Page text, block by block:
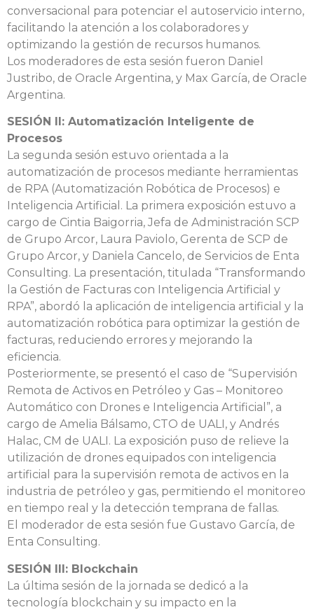
conversacional para potenciar el autoservicio interno,
facilitando la atención a los colaboradores y
optimizando la gestión de recursos humanos.
Los moderadores de esta sesión fueron Daniel
Justribo, de Oracle Argentina, y Max García, de Oracle
Argentina.
SESIÓN II: Automatización Inteligente de
Procesos
La segunda sesión estuvo orientada a la
automatización de procesos mediante herramientas
de RPA (Automatización Robótica de Procesos) e
Inteligencia Artificial. La primera exposición estuvo a
cargo de Cintia Baigorria, Jefa de Administración SCP
de Grupo Arcor, Laura Paviolo, Gerenta de SCP de
Grupo Arcor, y Daniela Cancelo, de Servicios de Enta
Consulting. La presentación, titulada “Transformando
la Gestión de Facturas con Inteligencia Artificial y
RPA”, abordó la aplicación de inteligencia artificial y la
automatización robótica para optimizar la gestión de
facturas, reduciendo errores y mejorando la
eficiencia.
Posteriormente, se presentó el caso de “Supervisión
Remota de Activos en Petróleo y Gas – Monitoreo
Automático con Drones e Inteligencia Artificial”, a
cargo de Amelia Bálsamo, CTO de UALI, y Andrés
Halac, CM de UALI. La exposición puso de relieve la
utilización de drones equipados con inteligencia
artificial para la supervisión remota de activos en la
industria de petróleo y gas, permitiendo el monitoreo
en tiempo real y la detección temprana de fallas.
El moderador de esta sesión fue Gustavo García, de
Enta Consulting.
SESIÓN III: Blockchain
La última sesión de la jornada se dedicó a la
tecnología blockchain y su impacto en la